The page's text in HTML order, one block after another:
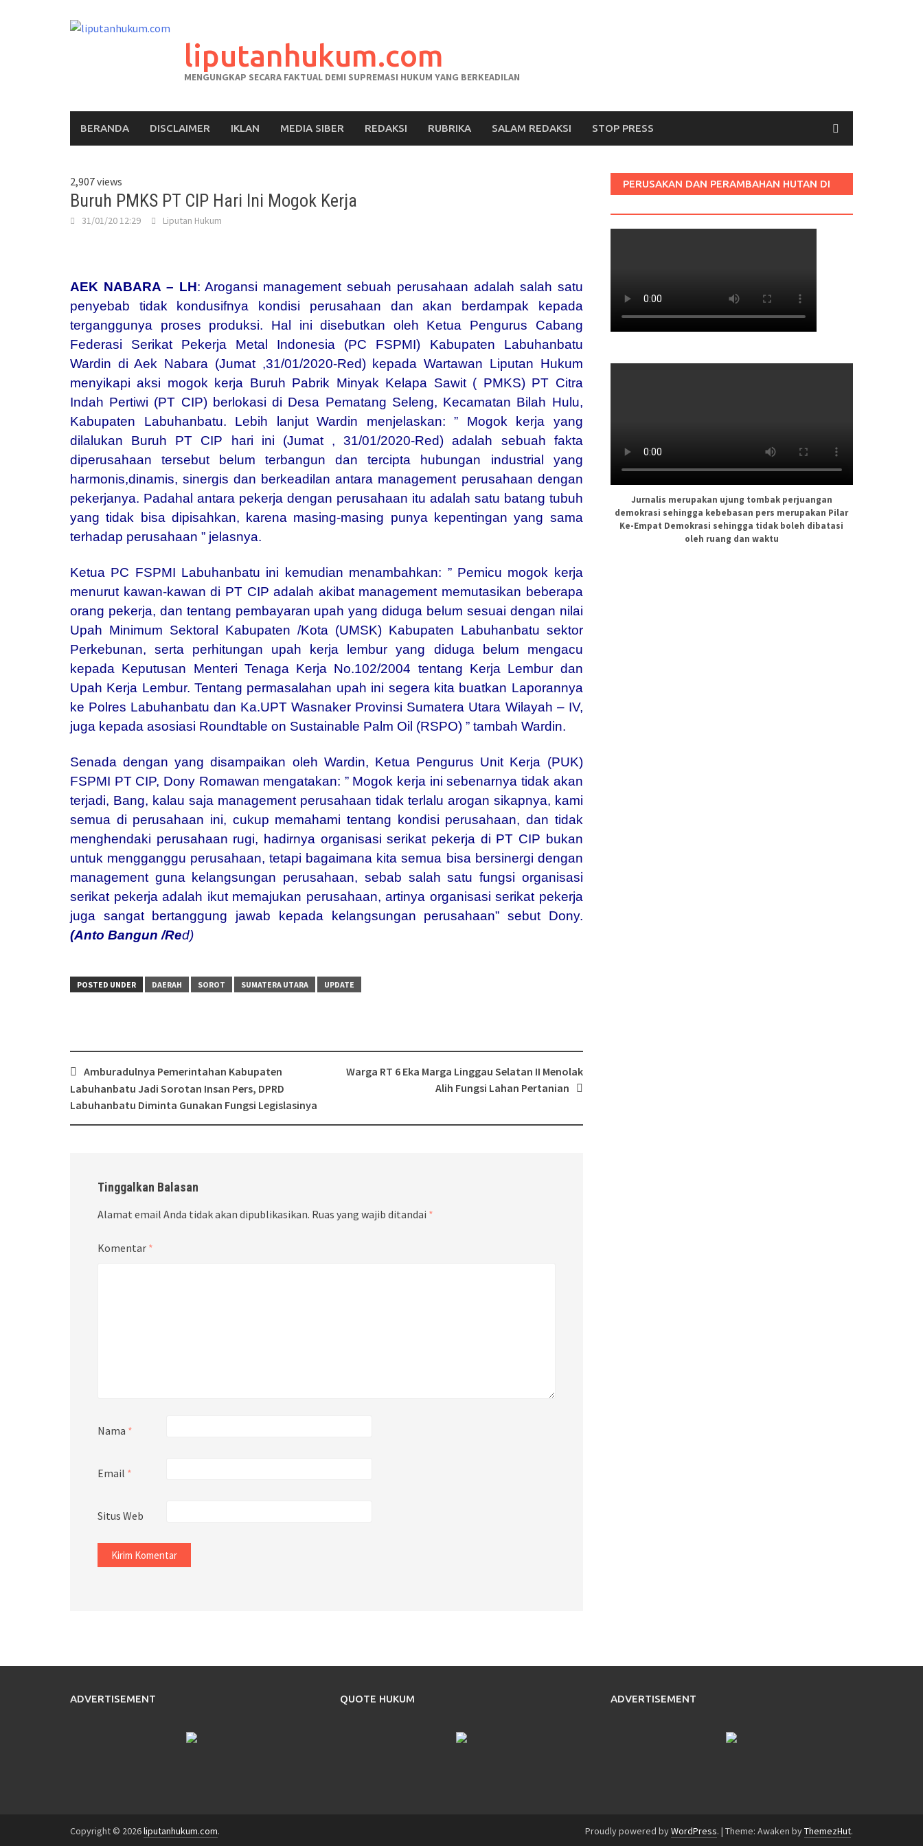
liputanhukum.com
MENGUNGKAP SECARA FAKTUAL DEMI SUPREMASI HUKUM YANG BERKEADILAN
BERANDA DISCLAIMER IKLAN MEDIA SIBER REDAKSI RUBRIKA SALAM REDAKSI STOP PRESS
2,907 views
Buruh PMKS PT CIP Hari Ini Mogok Kerja
31/01/20 12:29 Liputan Hukum
AEK NABARA – LH: Arogansi management sebuah perusahaan adalah salah satu
penyebab tidak kondusifnya kondisi perusahaan dan akan berdampak kepada
terganggunya proses produksi. Hal ini disebutkan oleh Ketua Pengurus Cabang
Federasi Serikat Pekerja Metal Indonesia (PC FSPMI) Kabupaten Labuhanbatu
Wardin di Aek Nabara (Jumat ,31/01/2020-Red) kepada Wartawan Liputan Hukum
menyikapi aksi mogok kerja Buruh Pabrik Minyak Kelapa Sawit ( PMKS) PT Citra
Indah Pertiwi (PT CIP) berlokasi di Desa Pematang Seleng, Kecamatan Bilah Hulu,
Kabupaten Labuhanbatu. Lebih lanjut Wardin menjelaskan: ” Mogok kerja yang
dilalukan Buruh PT CIP hari ini (Jumat , 31/01/2020-Red) adalah sebuah fakta
diperusahaan tersebut belum terbangun dan tercipta hubungan industrial yang
harmonis,dinamis, sinergis dan berkeadilan antara management perusahaan dengan
pekerjanya. Padahal antara pekerja dengan perusahaan itu adalah satu batang tubuh
yang tidak bisa dipisahkan, karena masing-masing punya kepentingan yang sama
terhadap perusahaan ” jelasnya.
Ketua PC FSPMI Labuhanbatu ini kemudian menambahkan: ” Pemicu mogok kerja
menurut kawan-kawan di PT CIP adalah akibat management memutasikan beberapa
orang pekerja, dan tentang pembayaran upah yang diduga belum sesuai dengan nilai
Upah Minimum Sektoral Kabupaten /Kota (UMSK) Kabupaten Labuhanbatu sektor
Perkebunan, serta perhitungan upah kerja lembur yang diduga belum mengacu
kepada Keputusan Menteri Tenaga Kerja No.102/2004 tentang Kerja Lembur dan
Upah Kerja Lembur. Tentang permasalahan upah ini segera kita buatkan Laporannya
ke Polres Labuhanbatu dan Ka.UPT Wasnaker Provinsi Sumatera Utara Wilayah – IV,
juga kepada asosiasi Roundtable on Sustainable Palm Oil (RSPO) ” tambah Wardin.
Senada dengan yang disampaikan oleh Wardin, Ketua Pengurus Unit Kerja (PUK)
FSPMI PT CIP, Dony Romawan mengatakan: ” Mogok kerja ini sebenarnya tidak akan
terjadi, Bang, kalau saja management perusahaan tidak terlalu arogan sikapnya, kami
semua di perusahaan ini, cukup memahami tentang kondisi perusahaan, dan tidak
menghendaki perusahaan rugi, hadirnya organisasi serikat pekerja di PT CIP bukan
untuk mengganggu perusahaan, tetapi bagaimana kita semua bisa bersinergi dengan
management guna kelangsungan perusahaan, sebab salah satu fungsi organisasi
serikat pekerja adalah ikut memajukan perusahaan, artinya organisasi serikat pekerja
juga sangat bertanggung jawab kepada kelangsungan perusahaan” sebut Dony.
(Anto Bangun /Red)
POSTED UNDER DAERAH SOROT SUMATERA UTARA UPDATE
Post
navigation
Amburadulnya Pemerintahan Kabupaten
Labuhanbatu Jadi Sorotan Insan Pers, DPRD
Labuhanbatu Diminta Gunakan Fungsi Legislasinya
Warga RT 6 Eka Marga Linggau Selatan II Menolak
Alih Fungsi Lahan Pertanian
Tinggalkan Balasan
Alamat email Anda tidak akan dipublikasikan. Ruas yang wajib ditandai *
Komentar *
Nama *
Email *
Situs Web
PERUSAKAN DAN PERAMBAHAN HUTAN DI
Jurnalis merupakan ujung tombak perjuangan
demokrasi sehingga kebebasan pers merupakan Pilar
Ke-Empat Demokrasi sehingga tidak boleh dibatasi
oleh ruang dan waktu
ADVERTISEMENT QUOTE HUKUM ADVERTISEMENT
Copyright © 2026liputanhukum.com. Proudly powered byWordPress. | Theme: Awaken byThemezHut.